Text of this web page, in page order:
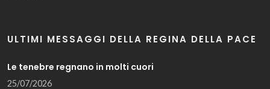
ULTIMI MESSAGGI DELLA REGINA DELLA PACE
Le tenebre regnano in molti cuori
25/07/2026